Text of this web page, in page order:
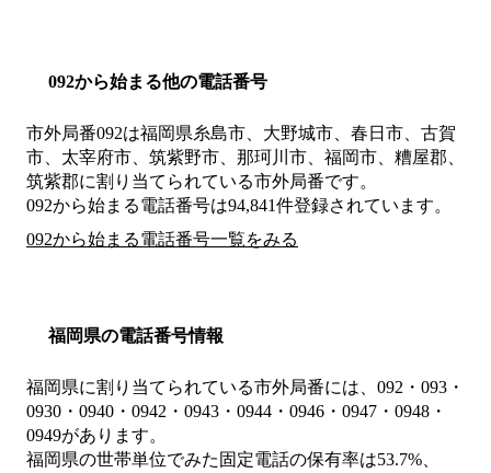
092から始まる他の電話番号
市外局番092は福岡県糸島市、大野城市、春日市、古賀
市、太宰府市、筑紫野市、那珂川市、福岡市、糟屋郡、
筑紫郡に割り当てられている市外局番です。
092から始まる電話番号は94,841件登録されています。
092から始まる電話番号一覧をみる
福岡県の電話番号情報
福岡県に割り当てられている市外局番には、092・093・
0930・0940・0942・0943・0944・0946・0947・0948・
0949があります。
福岡県の世帯単位でみた固定電話の保有率は53.7%、